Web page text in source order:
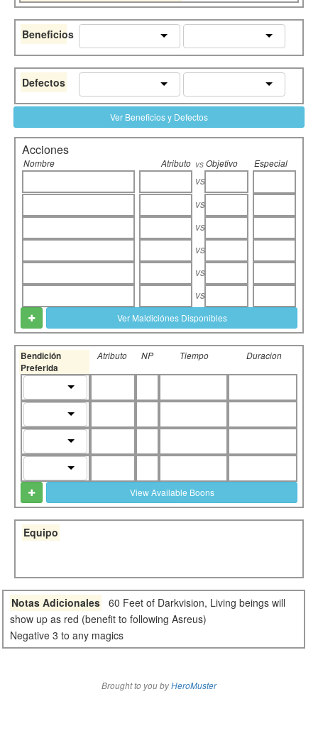
Beneficios
Defectos
Ver Beneficios y Defectos
Acciones
Nombre Atributo vs Objetivo Especial
vs
vs
vs
vs
vs
vs
Ver Maldiciónes Disponibles
Bendición
Preferida
Atributo NP Tiempo Duracion
View Available Boons
Equipo
Notas Adicionales 60 Feet of Darkvision, Living beings will
show up as red (benefit to following Asreus)
Negative 3 to any magics
Brought to you byHeroMuster